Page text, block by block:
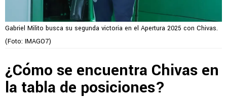
Gabriel Milito busca su segunda victoria en el Apertura 2025 con Chivas.
(Foto: IMAGO7)
¿Cómo se encuentra Chivas en
la tabla de posiciones?